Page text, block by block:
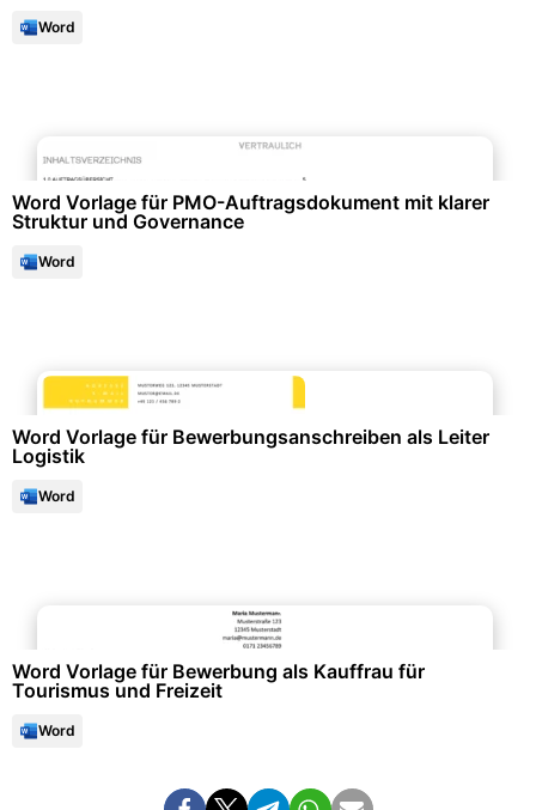
Word
Word Vorlage für PMO-Auftragsdokument mit klarer
Struktur und Governance
Word
Word Vorlage für Bewerbungsanschreiben als Leiter
Logistik
Word
Word Vorlage für Bewerbung als Kauffrau für
Tourismus und Freizeit
Word